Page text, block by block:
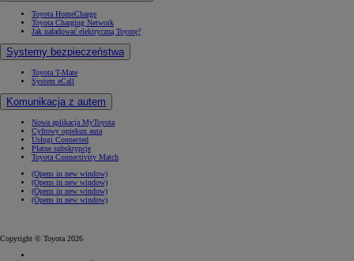
Toyota HomeCharge
Toyota Charging Network
Jak naładować elektryczną Toyotę?
Systemy bezpieczeństwa
Toyota T-Mate
System eCall
Komunikacja z autem
Nowa aplikacja MyToyota
Cyfrowy opiekun auta
Usługi Connected
Płatne subskrypcje
Toyota Connectivity Match
(Opens in new window)
(Opens in new window)
(Opens in new window)
(Opens in new window)
Copyright © Toyota 2026